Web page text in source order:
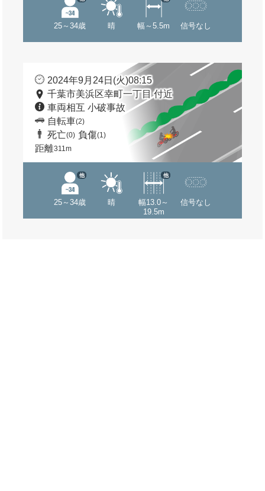
25～34歳 晴 幅～5.5m 信号なし
2024年9月24日(火)08:15
千葉市美浜区幸町一丁目 付近
車両相互 小破事故
自転車(2)
死亡(0) 負傷(1)
距離311m
25～34歳
他
晴
幅13.0～
19.5m
他
信号なし